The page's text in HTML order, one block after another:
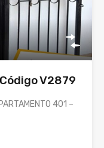
V2879
401 –